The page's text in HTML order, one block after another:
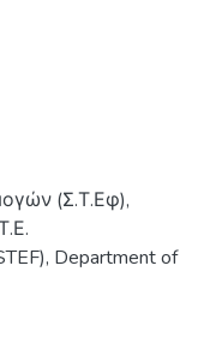
(Σ.Τ.Εφ),
Department of